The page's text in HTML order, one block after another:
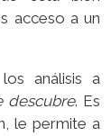
acceso a un
análisis a
descubre. Es
le permite a